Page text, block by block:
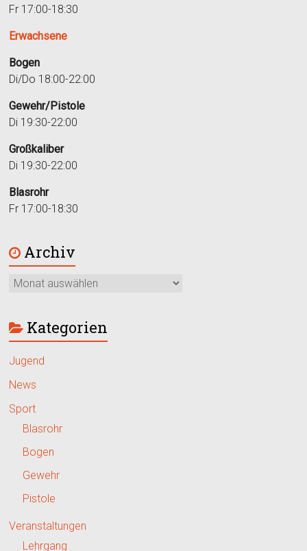
Fr 17:00-18:30
Erwachsene
Bogen
Di/Do 18:00-22:00
Gewehr/Pistole
Di 19:30-22:00
Großkaliber
Di 19:30-22:00
Blasrohr
Fr 17:00-18:30
Archiv
Kategorien
Jugend
News
Sport
Blasrohr
Bogen
Gewehr
Pistole
Veranstaltungen
Lehrgang